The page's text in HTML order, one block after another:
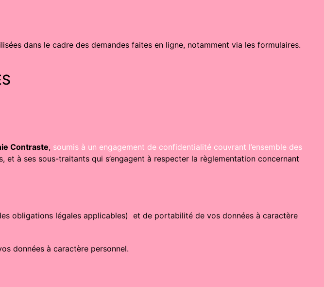
dans le cadre des demandes faites en ligne, notamment via les formulaires.
Contraste, soumis à un engagement de confidentialité couvrant l’ensemble des
à ses sous-traitants qui s’engagent à respecter la règlementation concernant
obligations légales applicables) et de portabilité de vos données à caractère
données à caractère personnel.